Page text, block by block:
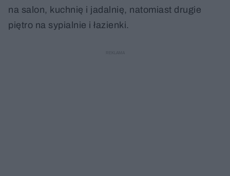
na salon, kuchnię i jadalnię, natomiast drugie
piętro na sypialnie i łazienki.